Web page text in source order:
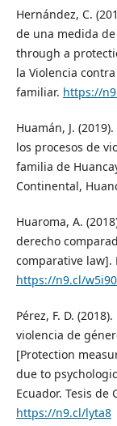
Hernández, C.
de una medida
through a
la Violencia
familiar. https://
Huamán, J.
los procesos de
familia de
Continental,
Huaroma, A.
derecho
comparative law].
https://n9.cl/w5i90
Pérez, F. D.
violencia de
[Protection
due to
Ecuador. Tesis de
https://n9.cl/lyta8